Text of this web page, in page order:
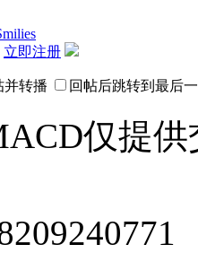
立即注册
并转播 回帖后跳转到最后
仅提